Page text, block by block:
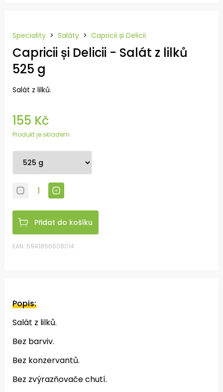
Speciality > Saláty > Capricii și Delicii
Capricii și Delicii - Salát z lilků
525 g
Salát z lilků.
155 Kč
Produkt je skladem
Přidat do košíku
EAN: 5941866608014
Popis:
Salát z lilků.
Bez barviv.
Bez konzervantů.
Bez zvýrazňovače chutí.